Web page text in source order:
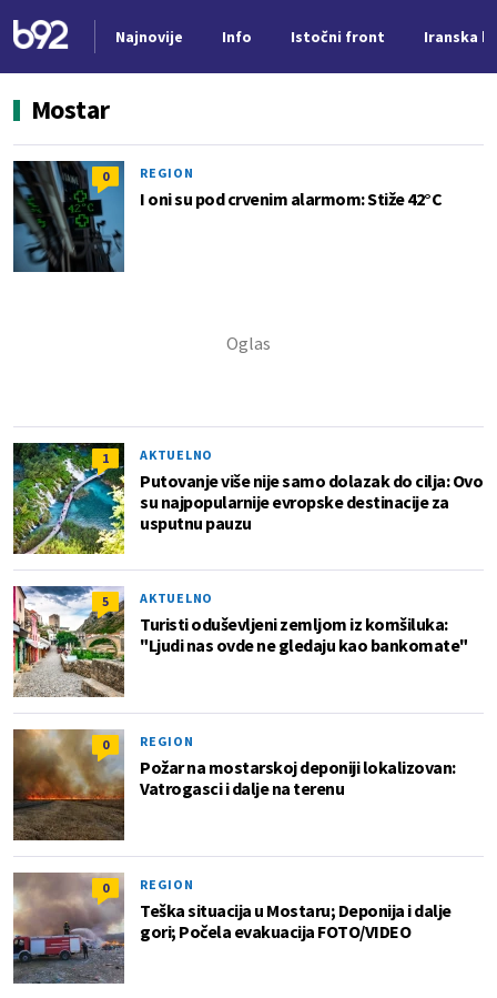
Najnovije Info Istočni front Iranska
Mostar
0 REGION
I oni su pod crvenim alarmom: Stiže 42°C
1 AKTUELNO
Putovanje više nije samo dolazak do cilja: Ovo
su najpopularnije evropske destinacije za
usputnu pauzu
5 AKTUELNO
Turisti oduševljeni zemljom iz komšiluka:
"Ljudi nas ovde ne gledaju kao bankomate"
0 REGION
Požar na mostarskoj deponiji lokalizovan:
Vatrogasci i dalje na terenu
0 REGION
Teška situacija u Mostaru; Deponija i dalje
gori; Počela evakuacija FOTO/VIDEO